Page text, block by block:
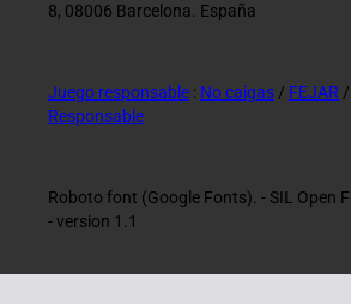
8, 08006 Barcelona. España
Juego responsable : No caigas / FEJAR /
Responsable
Roboto font (Google Fonts). - SIL Open
- version 1.1